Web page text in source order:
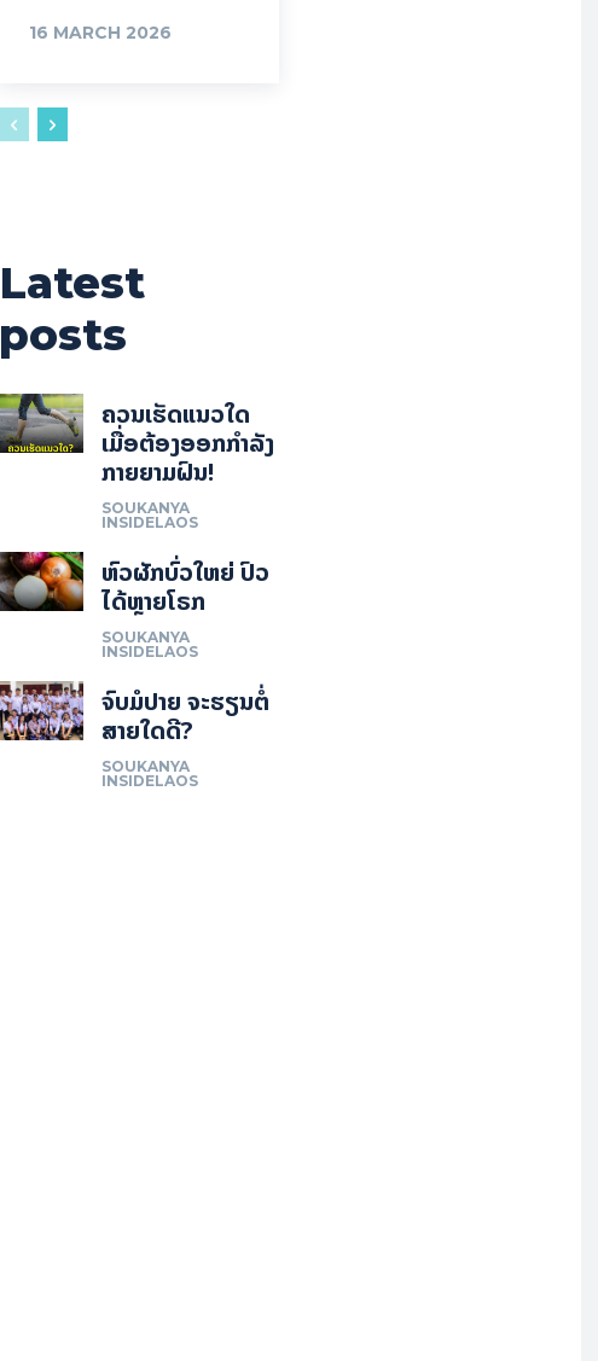
16 MARCH 2026
Latest
posts
ຄວນເຮັດແນວໃດ
ເມື່ອຕ້ອງອອກກຳລັງ
ກາຍຍາມຝົນ!
SOUKANYA
INSIDELAOS
ຫົວຜັກບົ່ວໃຫຍ່ ປົວ
ໄດ້ຫຼາຍໂຣກ
SOUKANYA
INSIDELAOS
ຈົບມໍປາຍ ຈະຮຽນຕໍ່
ສາຍໃດດີ?
SOUKANYA
INSIDELAOS